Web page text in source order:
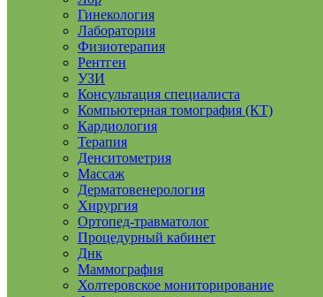
Гинекология
Лаборатория
Физиотерапия
Рентген
УЗИ
Консультация специалиста
Компьютерная томография (КТ)
Кардиология
Терапия
Денситометрия
Массаж
Дерматовенерология
Хирургия
Ортопед-травматолог
Процедурный кабинет
Днк
Маммография
Холтеровское мониторирование